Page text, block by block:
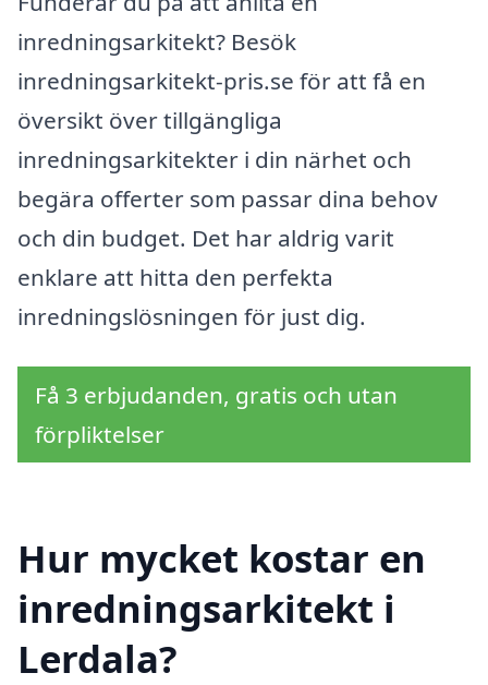
inredningsarkitekt? Besök
inredningsarkitekt-pris.se för att få en
översikt över tillgängliga
inredningsarkitekter i din närhet och
begära offerter som passar dina behov
och din budget. Det har aldrig varit
enklare att hitta den perfekta
inredningslösningen för just dig.
Få 3 erbjudanden, gratis och utan
förpliktelser
Hur mycket kostar en
inredningsarkitekt i
Lerdala?